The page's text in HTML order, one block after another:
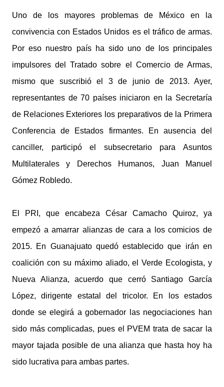
Uno de los mayores problemas de México en la
convivencia con Estados Unidos es el tráfico de armas.
Por eso nuestro país ha sido uno de los principales
impulsores del Tratado sobre el Comercio de Armas,
mismo que suscribió el 3 de junio de 2013. Ayer,
representantes de 70 países iniciaron en la Secretaría
de Relaciones Exteriores los preparativos de la Primera
Conferencia de Estados firmantes. En ausencia del
canciller, participó el subsecretario para Asuntos
Multilaterales y Derechos Humanos, Juan Manuel
Gómez Robledo.
El PRI, que encabeza César Camacho Quiroz, ya
empezó a amarrar alianzas de cara a los comicios de
2015. En Guanajuato quedó establecido que irán en
coalición con su máximo aliado, el Verde Ecologista, y
Nueva Alianza, acuerdo que cerró Santiago García
López, dirigente estatal del tricolor. En los estados
donde se elegirá a gobernador las negociaciones han
sido más complicadas, pues el PVEM trata de sacar la
mayor tajada posible de una alianza que hasta hoy ha
sido lucrativa para ambas partes.